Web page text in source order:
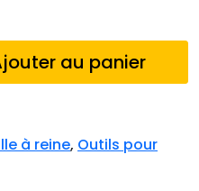
au panier
à reine, Outils pour